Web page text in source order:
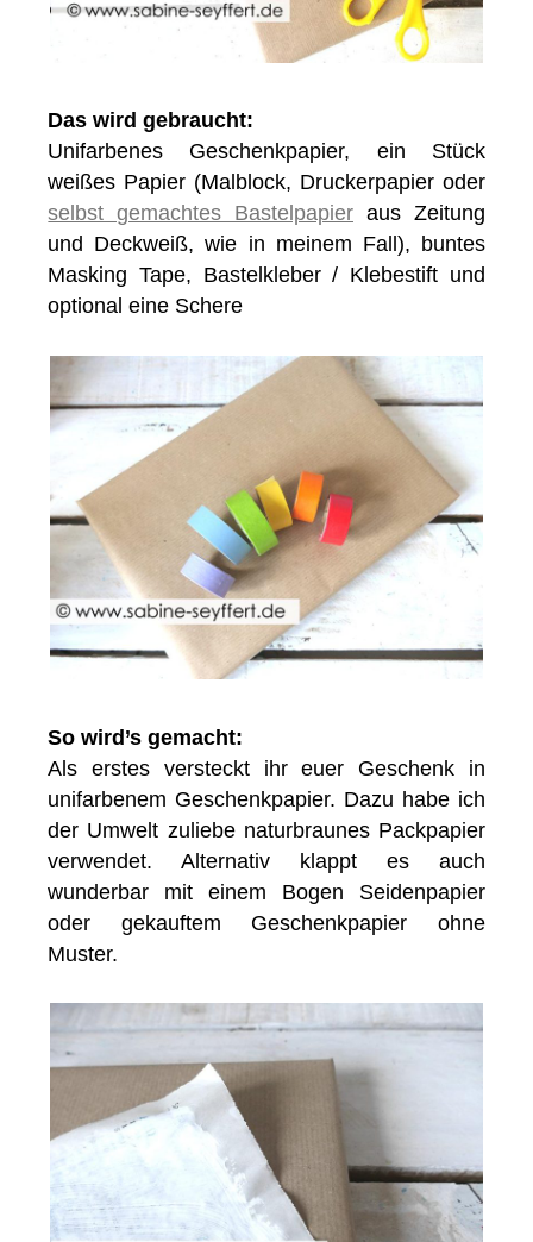
Das wird gebraucht:
Unifarbenes Geschenkpapier, ein Stück
weißes Papier (Malblock, Druckerpapier oder
selbst gemachtes Bastelpapier aus Zeitung
und Deckweiß, wie in meinem Fall), buntes
Masking Tape, Bastelkleber / Klebestift und
optional eine Schere
So wird’s gemacht:
Als erstes versteckt ihr euer Geschenk in
unifarbenem Geschenkpapier. Dazu habe ich
der Umwelt zuliebe naturbraunes Packpapier
verwendet. Alternativ klappt es auch
wunderbar mit einem Bogen Seidenpapier
oder gekauftem Geschenkpapier ohne
Muster.